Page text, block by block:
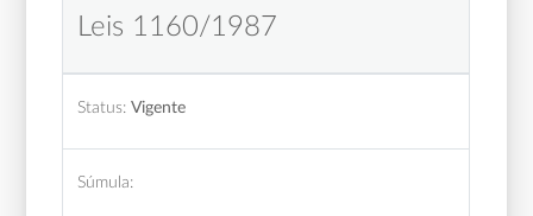
Leis 1160/1987
Status: Vigente
Súmula: